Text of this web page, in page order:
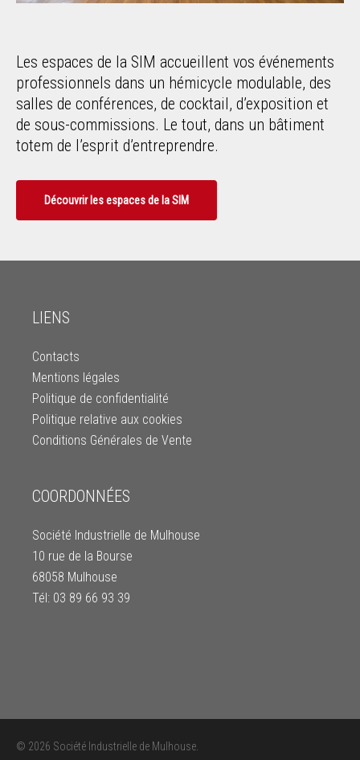
Les espaces de la SIM accueillent vos événements
professionnels dans un hémicycle modulable, des
salles de conférences, de cocktail, d’exposition et
de sous-commissions. Le tout, dans un bâtiment
totem de l’esprit d’entreprendre.
Découvrir les espaces de la SIM
LIENS
Contacts
Mentions légales
Politique de confidentialité
Politique relative aux cookies
Conditions Générales de Vente
COORDONNÉES
Société Industrielle de Mulhouse
10 rue de la Bourse
68058 Mulhouse
Tél: 03 89 66 93 39
© 2026 Société Industrielle de Mulhouse.